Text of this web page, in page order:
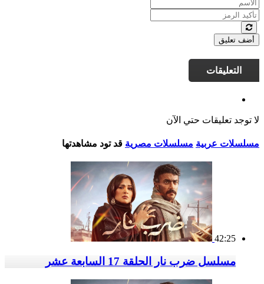
أضف تعليق
التعليقات
لا توجد تعليقات حتي الآن
مسلسلات عربية مسلسلات مصرية قد تود مشاهدتها
42:25
مسلسل ضرب نار الحلقة 17 السابعة عشر